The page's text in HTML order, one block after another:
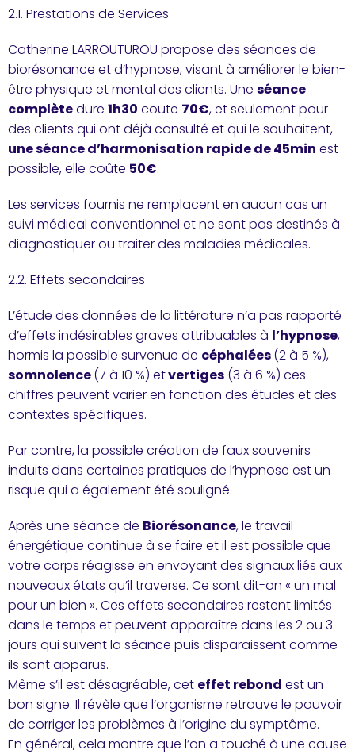
2.1. Prestations de Services
Catherine LARROUTUROU propose des séances de
biorésonance et d’hypnose, visant à améliorer le bien-
être physique et mental des clients. Une séance
complètedure 1h30 coute 70€, et seulement pour
des clients qui ont déjà consulté et qui le souhaitent,
une séance d’harmonisation rapide de 45min est
possible, elle coûte 50€.
Les services fournis ne remplacent en aucun cas un
suivi médical conventionnel et ne sont pas destinés à
diagnostiquer ou traiter des maladies médicales.
2.2. Effets secondaires
L’étude des données de la littérature n’a pas rapporté
d’effets indésirables graves attribuables à l’hypnose,
hormis la possible survenue de céphalées(2 à 5 %),
somnolence(7 à 10 %) etvertiges (3 à 6 %) ces
chiffres peuvent varier en fonction des études et des
contextes spécifiques.
Par contre, la possible création de faux souvenirs
induits dans certaines pratiques de l’hypnose est un
risque qui a également été souligné.
Après une séance de Biorésonance, le travail
énergétique continue à se faire et il est possible que
votre corps réagisse en envoyant des signaux liés aux
nouveaux états qu’il traverse. Ce sont dit-on « un mal
pour un bien ». Ces effets secondaires restent limités
dans le temps et peuvent apparaître dans les 2 ou 3
jours qui suivent la séance puis disparaissent comme
ils sont apparus.
Même s’il est désagréable, cet effet rebond est un
bon signe. Il révèle que l’organisme retrouve le pouvoir
de corriger les problèmes à l’origine du symptôme.
En général, cela montre que l’on a touché à une cause